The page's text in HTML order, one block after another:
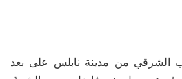
الشرقي من مدينة نابلس على بعد